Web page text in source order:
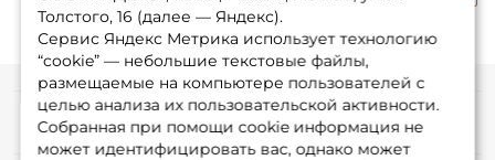
Gen. / для
Толстого, 16 (далее — Яндекс).
Сервис Яндекс Метрика использует технологию
“cookie” — небольшие текстовые файлы,
размещаемые на компьютере пользователей с
целью анализа их пользовательской активности.
Собранная при помощи cookie информация не
может идентифицировать вас, однако может
Информация